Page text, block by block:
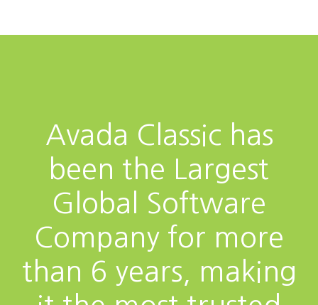
Avada Classic has
been the Largest
Global Software
Company for more
than 6 years, making